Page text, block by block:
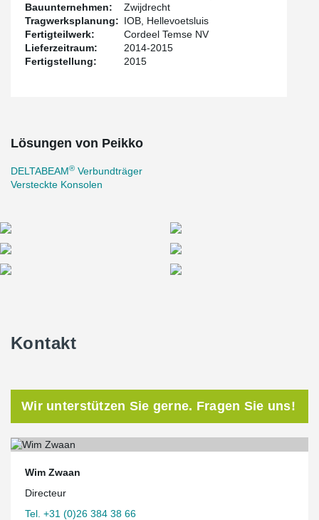
Bauunternehmen:
Zwijdrecht
Tragwerksplanung: IOB, Hellevoetsluis
Fertigteilwerk:
Cordeel Temse NV
Lieferzeitraum:
2014-2015
Fertigstellung:
2015
Lösungen von Peikko
DELTABEAM® Verbundträger
Versteckte Konsolen
Kontakt
Wir unterstützen Sie gerne. Fragen Sie uns!
Wim Zwaan
Directeur
Tel. +31 (0)26 384 38 66